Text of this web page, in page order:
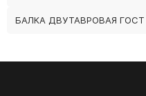
БАЛКА ДВУТАВРОВАЯ ГОСТ